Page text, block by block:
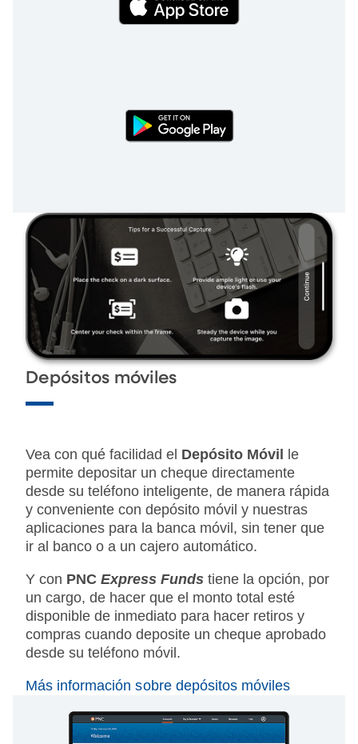
Depósitos móviles
Vea con qué facilidad el Depósito Móvil
le
permite depositar un cheque directamente
desde su teléfono inteligente, de manera rápida
y conveniente con depósito móvil y nuestras
aplicaciones para la banca móvil, sin tener que
ir al banco o a un cajero automático.
Y con PNC Express Funds tiene la opción, por
un cargo, de hacer que el monto total esté
disponible de inmediato para hacer retiros y
compras cuando deposite un cheque aprobado
desde su teléfono móvil.
Más información sobre depósitos móviles